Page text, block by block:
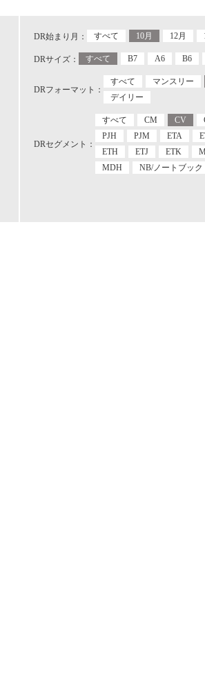
DR始まり月： すべて 10月 12月
DRサイズ： すべて B7 A6 B6
DRフォーマット：
すべて マンスリー
デイリー
DRセグメント：
すべて CM CV
PJH
PJM ETA
ETH
ETJ ETK
MDH
NB/ノートブック